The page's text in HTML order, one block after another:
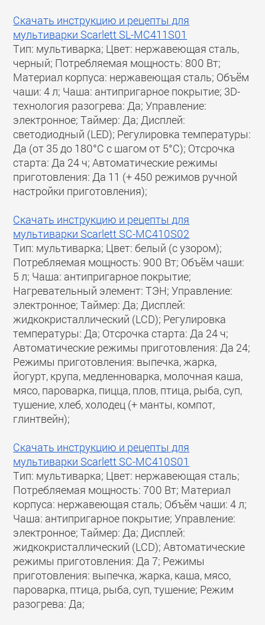
Скачать инструкцию и рецепты для
мультиварки Scarlett SL-MC411S01
Тип: мультиварка; Цвет: нержавеющая сталь,
черный; Потребляемая мощность: 800 Вт;
Материал корпуса: нержавеющая сталь; Объём
чаши: 4 л; Чаша: антипригарное покрытие; 3D-
технология разогрева: Да; Управление:
электронное; Таймер: Да; Дисплей:
светодиодный (LED); Регулировка температуры:
Да (от 35 до 180°С с шагом от 5°С); Отсрочка
старта: Да 24 ч; Автоматические режимы
приготовления: Да 11 (+ 450 режимов ручной
настройки приготовления);
Скачать инструкцию и рецепты для
мультиварки Scarlett SC-MC410S02
Тип: мультиварка; Цвет: белый (с узором);
Потребляемая мощность: 900 Вт; Объём чаши:
5 л; Чаша: антипригарное покрытие;
Нагревательный элемент: ТЭН; Управление:
электронное; Таймер: Да; Дисплей:
жидкокристаллический (LCD); Регулировка
температуры: Да; Отсрочка старта: Да 24 ч;
Автоматические режимы приготовления: Да 24;
Режимы приготовления: выпечка, жарка,
йогурт, крупа, медленноварка, молочная каша,
мясо, пароварка, пицца, плов, птица, рыба, суп,
тушение, хлеб, холодец (+ манты, компот,
глинтвейн);
Скачать инструкцию и рецепты для
мультиварки Scarlett SC-MC410S01
Тип: мультиварка; Цвет: нержавеющая сталь;
Потребляемая мощность: 700 Вт; Материал
корпуса: нержавеющая сталь; Объём чаши: 4 л;
Чаша: антипригарное покрытие; Управление:
электронное; Таймер: Да; Дисплей:
жидкокристаллический (LCD); Автоматические
режимы приготовления: Да 7; Режимы
приготовления: выпечка, жарка, каша, мясо,
пароварка, птица, рыба, суп, тушение; Режим
разогрева: Да;